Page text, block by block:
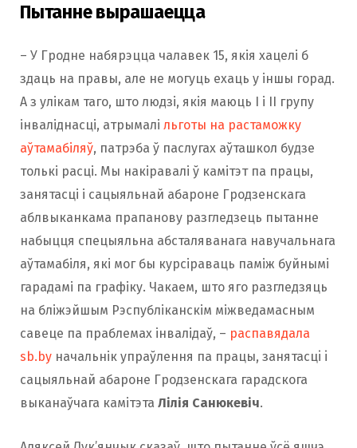
Пытанне вырашаецца
– У Гродне набярэцца чалавек 15, якія хацелі б
здаць на правы, але не могуць ехаць у іншы горад.
А з улікам таго, што людзі, якія маюць I і II групу
інваліднасці, атрымалі льготы на растаможку
аўтамабіляў, патрэба ў паслугах аўташкол будзе
толькі расці. Мы накіравалі ў камітэт па працы,
занятасці і сацыяльнай абароне Гродзенскага
аблвыканкама прапанову разгледзець пытанне
набыцця спецыяльна абсталяванага навучальнага
аўтамабіля, які мог бы курсіраваць паміж буйнымі
гарадамі па графіку. Чакаем, што яго разгледзяць
на бліжэйшым Рэспубліканскім міжведамасным
савеце па праблемах інвалідаў, – распавядала
sb.by начальнік упраўлення па працы, занятасцi i
сацыяльнай абароне Гродзенскага гарадскога
выканаўчага камітэта Лілія Санюкевіч.